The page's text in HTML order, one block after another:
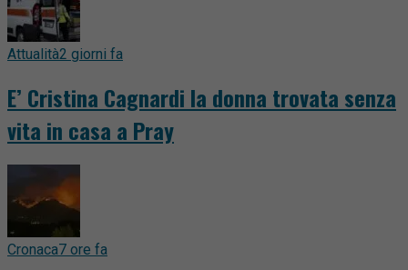
Attualità2 giorni fa
E’ Cristina Cagnardi la donna trovata senza
vita in casa a Pray
Cronaca7 ore fa